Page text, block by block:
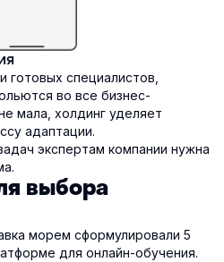
готовых специалистов,
во все бизнес-
мала, холдинг уделяет
адаптации.
экспертам компании нужна
выбора
морем сформулировали 5
для онлайн-обучения.